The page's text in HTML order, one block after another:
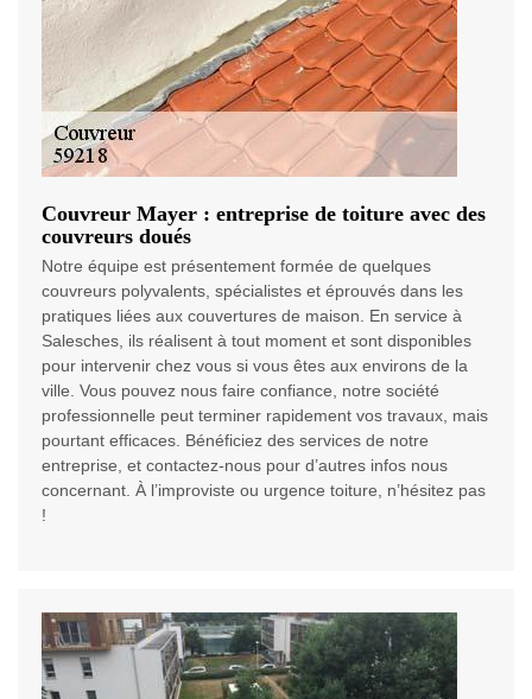
Couvreur Mayer : entreprise de toiture avec des
couvreurs doués
Notre équipe est présentement formée de quelques
couvreurs polyvalents, spécialistes et éprouvés dans les
pratiques liées aux couvertures de maison. En service à
Salesches, ils réalisent à tout moment et sont disponibles
pour intervenir chez vous si vous êtes aux environs de la
ville. Vous pouvez nous faire confiance, notre société
professionnelle peut terminer rapidement vos travaux, mais
pourtant efficaces. Bénéficiez des services de notre
entreprise, et contactez-nous pour d’autres infos nous
concernant. À l’improviste ou urgence toiture, n’hésitez pas
!